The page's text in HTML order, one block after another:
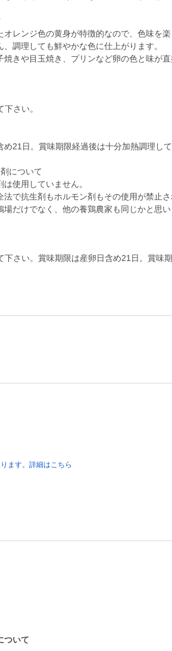
オレンジ色の黄身が特徴的なので、色味を
調理しても鮮やかな色に仕上がります。
焼きや目玉焼き、プリンなど卵の色と味が
さい。
め21日。賞味期限経過後は十分加熱調理して
について
使用していません。
法で抗生剤もホルモン剤もその使用が禁止
さい。賞味期限は産卵日含め21日。賞味
ます。詳細はこちら
ついて